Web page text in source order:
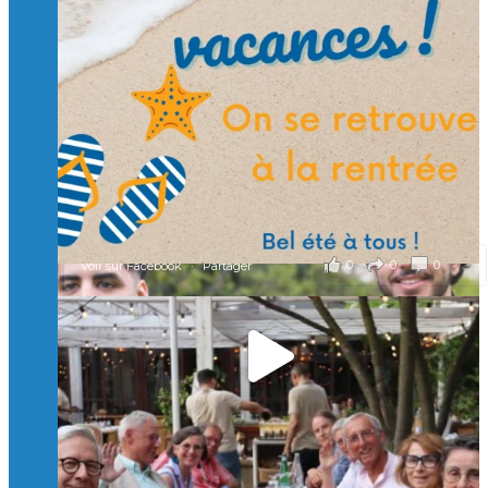
et contribuons ensemble à former les générations
d’ingénieurs de demain. 🙏
Merci à tous !
🎯 Taxe d’apprentissage 2026 : avec l'Isep, investissez pour
un numérique au service de l'humain !
À l’Isep, nous formons des ingénieurs, des bachelors, des
Mastères Spécialisés, qui allient excellence technologique et
valeurs humaines, au cœur de notre pro
...Voir plus
il y a 2 mois
0 0 0
Voir sur Facebook · Partager
🚀Afterwork à Genève 🚀
🥳 Le 22 avril dernier, 14 Alumni vivant / travaillant
en Suisse ont partagé un moment convivial de
retrouvailles et d'échanges !
Merci à tous pour votre présence et à Alexandre